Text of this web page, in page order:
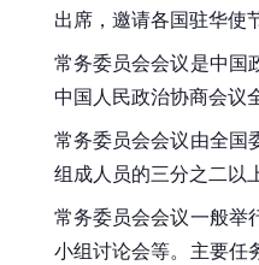
出席，邀请各国驻华使
常务委员会会议是中国
中国人民政治协商会议
常务委员会会议由全国
组成人员的三分之二以
常务委员会会议一般举
小组讨论会等。主要任